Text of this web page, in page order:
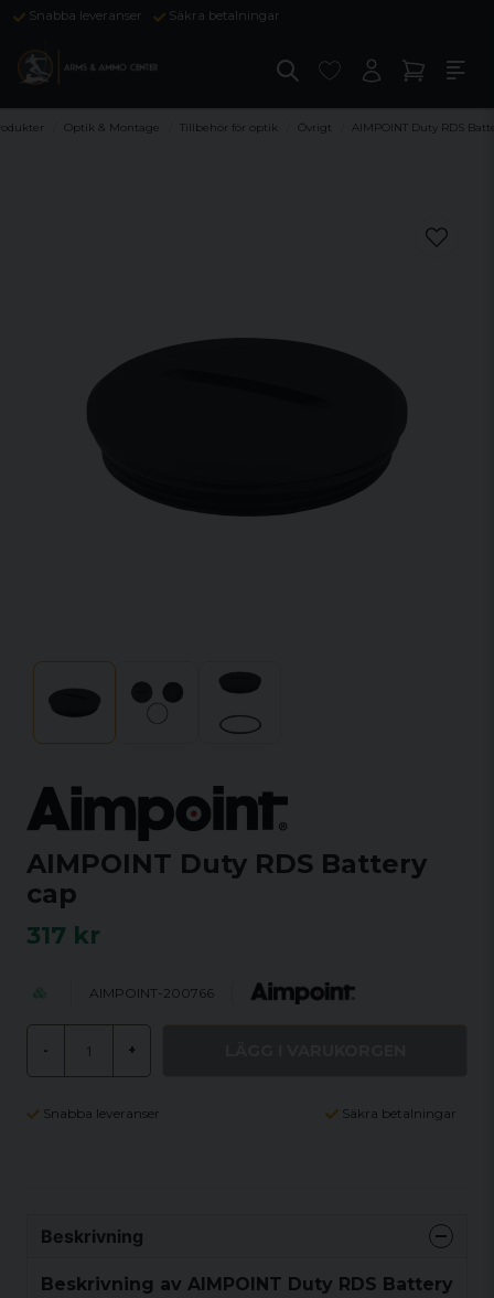
Snabba leveranser Säkra betalningar
Optik & Montage Tillbehör för optik Övrigt AIMPOINT Duty RDS
AIMPOINT Duty RDS Battery
cap
317 kr
AIMPOINT-200766
- +
Snabba leveranser Säkra betalningar
Beskrivning
Beskrivning av AIMPOINT Duty RDS Battery